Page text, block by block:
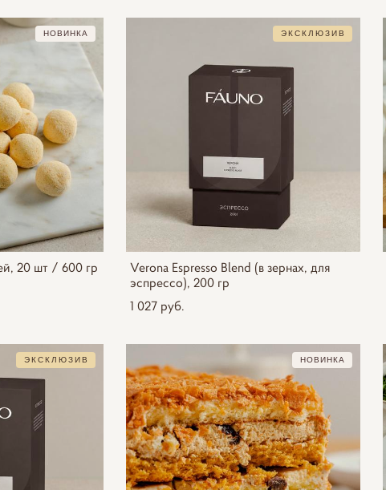
НОВИНКА
20 шт / 600 гр
ЭКСКЛЮЗИВ
Verona Espresso Blend (в зернах, для
эспрессо), 200 гр
1 027 pуб.
ЭКСКЛЮЗИВ НОВИНКА